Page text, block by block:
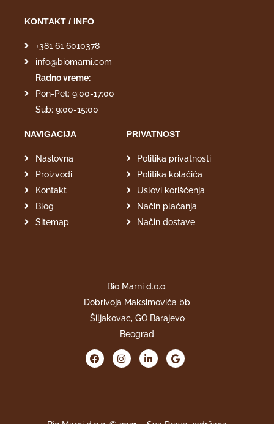
Bio Marni d.o.o.
Dobrivoja Maksimovića bb
Šiljakovac, GO Barajevo
Beograd
KONTAKT / INFO
+381 61 6010378
info@biomarni.com
Radno vreme:
Pon-Pet: 9:00-17:00
Sub: 9:00-15:00
NAVIGACIJA
Naslovna
Proizvodi
Kontakt
Blog
Sitemap
PRIVATNOST
Politika privatnosti
Politika kolačića
Uslovi korišćenja
Način plaćanja
Način dostave